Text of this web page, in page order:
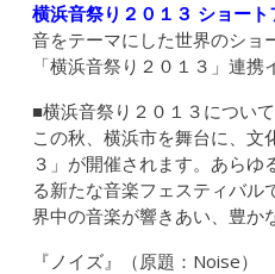
横浜音祭り２０１３ ショー
音をテーマにした世界のショ
「横浜音祭り２０１３」連
■横浜音祭り２０１３について
この秋、横浜市を舞台に、文
３」が開催されます。あら
る新たな音楽フェスティバ
界中の音楽が響きあい、豊か
『ノイズ』（原題：Noise）